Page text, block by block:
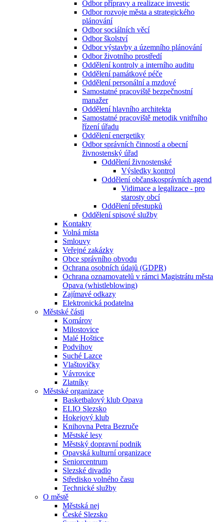
Odbor přípravy a realizace investic
Odbor rozvoje města a strategického
plánování
Odbor sociálních věcí
Odbor školství
Odbor výstavby a územního plánování
Odbor životního prostředí
Oddělení kontroly a interního auditu
Oddělení památkové péče
Oddělení personální a mzdové
Samostatné pracoviště bezpečnostní
manažer
Oddělení hlavního architekta
Samostatné pracoviště metodik vnitřního
řízení úřadu
Oddělení energetiky
Odbor správních činností a obecní
živnostenský úřad
Oddělení živnostenské
Výsledky kontrol
Oddělení občanskosprávních agend
Vidimace a legalizace - pro
starosty obcí
Oddělení přestupků
Oddělení spisové služby
Kontakty
Volná místa
Smlouvy
Veřejné zakázky
Obce správního obvodu
Ochrana osobních údajů (GDPR)
Ochrana oznamovatelů v rámci Magistrátu města
Opava (whistleblowing)
Zajímavé odkazy
Elektronická podatelna
Městské části
Komárov
Milostovice
Malé Hoštice
Podvihov
Suché Lazce
Vlaštovičky
Vávrovice
Zlatníky
Městské organizace
Basketbalový klub Opava
ELIO Slezsko
Hokejový klub
Knihovna Petra Bezruče
Městské lesy
Městský dopravní podnik
Opavská kulturní organizace
Seniorcentrum
Slezské divadlo
Středisko volného času
Technické služby
O městě
Městská nej
České Slezsko